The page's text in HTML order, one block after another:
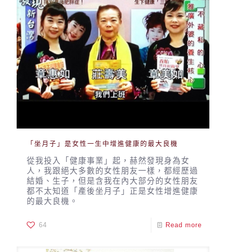
「坐月子」是女性一生中增進健康的最大良機
從我投入「健康事業」起，赫然發現身為女
人，我跟絕大多數的女性朋友一樣，都經歷過
結婚、生子，但是含我在內大部分的女性朋友
都不太知道「產後坐月子」正是女性增進健康
的最大良機。
64 Read more